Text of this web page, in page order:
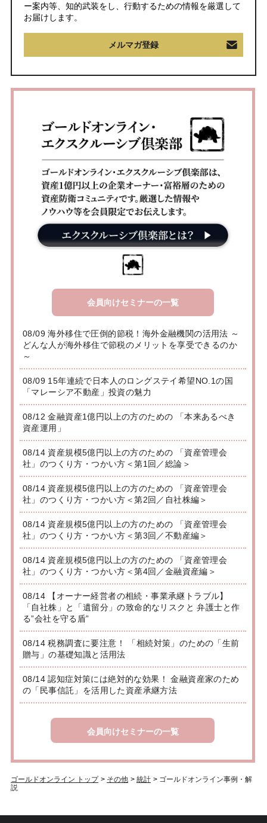
ー案内等、知的武装をし、行動するための情報を厳選して
お届けします。
メルマガ登録
会員向けセミナーの一覧
08/09 海外移住で圧倒的節税！海外金融機関の活用法 ～
どんな人が海外移住で節税のメリットを享受できるのか
～
08/09 15年連続で日本人のロングステイ希望NO.1の国
「マレーシア不動産」投資の魅力
08/12 金融資産1億円以上の方のための 「本来あるべき
資産運用」
08/14 資産規模5億円以上の方のための 「資産管理会
社」のつくり方・つかい方＜第1回／総論＞
08/14 資産規模5億円以上の方のための 「資産管理会
社」のつくり方・つかい方＜第2回／自社株編＞
08/14 資産規模5億円以上の方のための 「資産管理会
社」のつくり方・つかい方＜第3回／不動産編＞
08/14 資産規模5億円以上の方のための 「資産管理会
社」のつくり方・つかい方＜第4回／金融資産編＞
08/14 【オーナー経営者の相続・事業承継トラブル】
「自社株」と「遺留分」の致命的なリスクと 弁護士と作
る”会社を守る盾”
08/14 税務調査に要注意！ 「相続対策」のための「生前
贈与」の基礎知識と活用法
08/14 認知症対策には絶対的な効果！ 金融資産家のため
の「民事信託」を活用した資産承継方法
会員向けセミナーの一覧
ゴールドオンライン トップ > その他 > 統計 > ゴールドオンライン事例・解
説